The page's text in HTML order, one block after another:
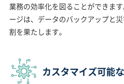
業務の効率化を図ることができま
ージは、データのバックアップと
割を果たします。
カスタマイズ可能